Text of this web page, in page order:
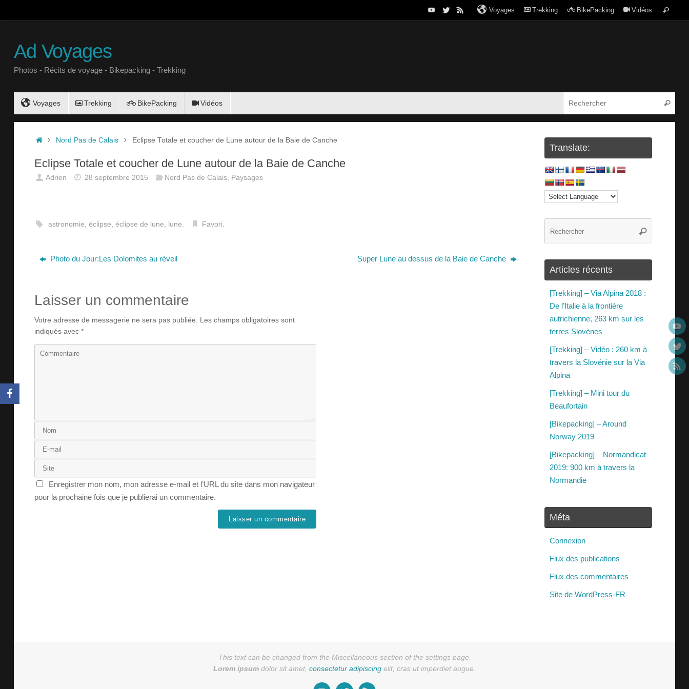
Voyages Trekking BikePacking Vidéos
Ad Voyages
Photos - Récits de voyage - Bikepacking - Trekking
Voyages Trekking BikePacking Vidéos
Nord Pas de Calais Eclipse Totale et coucher de Lune autour de la Baie de Canche
Eclipse Totale et coucher de Lune autour de la Baie de Canche
Adrien 28 septembre 2015 Nord Pas de Calais, Paysages
astronomie ,éclipse ,éclipse de lune lune Favori
Photo du Jour:Les Dolomites au réveil Super Lune au dessus de la Baie de Canche
Laisser un commentaire
Votre adresse de messagerie ne sera pas publiée.
Les champs obligatoires sont
indiqués avec *
Enregistrer mon nom, mon adresse e-mail et l’URL du site dans mon navigateur
pour la prochaine fois que je publierai un commentaire.
Translate:
Articles récents
[Trekking] – Via Alpina 2018 :
De l’Italie à la frontière
autrichienne, 263 km sur les
terres Slovènes
[Trekking] – Vidéo : 260 km à
travers la Slovénie sur la Via
Alpina
[Trekking] – Mini tour du
Beaufortain
[Bikepacking] – Around
Norway 2019
[Bikepacking] – Normandicat
2019: 900 km à travers la
Normandie
Méta
Connexion
Flux des publications
Flux des commentaires
Site de WordPress-FR
This text can be changed from the Miscellaneous section of the settings page.
Lorem ipsum dolor sit amet, consectetur adipiscing elit, cras ut imperdiet augue.